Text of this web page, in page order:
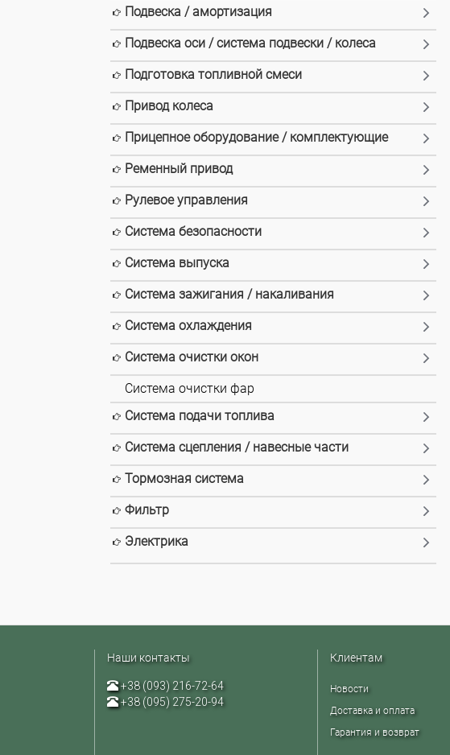
Подвеска / амортизация
Подвеска оси / система подвески / колеса
Подготовка топливной смеси
Привод колеса
Прицепное оборудование / комплектующие
Ременный привод
Рулевое управления
Система безопасности
Система выпуска
Система зажигания / накаливания
Система охлаждения
Система очистки окон
Система очистки фар
Система подачи топлива
Система сцепления / навесные части
Тормозная система
Фильтр
Электрика
Наши контакты
+38 (093) 216-72-64
+38 (095) 275-20-94
Клиентам
Новости
Доставка и оплата
Гарантия и возврат